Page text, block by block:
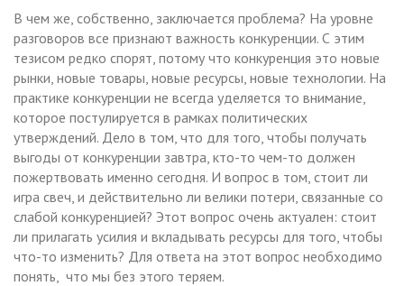
В чем же, собственно, заключается проблема? На уровне
разговоров все признают важность конкуренции. С этим
тезисом редко спорят, потому что конкуренция это новые
рынки, новые товары, новые ресурсы, новые технологии. На
практике конкуренции не всегда уделяется то внимание,
которое постулируется в рамках политических
утверждений. Дело в том, что для того, чтобы получать
выгоды от конкуренции завтра, кто-то чем-то должен
пожертвовать именно сегодня. И вопрос в том, стоит ли
игра свеч, и действительно ли велики потери, связанные со
слабой конкуренцией? Этот вопрос очень актуален: стоит
ли прилагать усилия и вкладывать ресурсы для того, чтобы
что-то изменить? Для ответа на этот вопрос необходимо
понять, что мы без этого теряем.